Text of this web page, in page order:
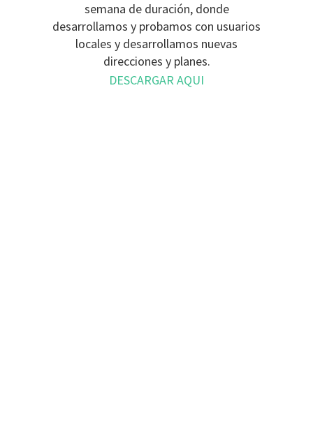
semana de duración, donde
desarrollamos y probamos con usuarios
locales y desarrollamos nuevas
direcciones y planes.
DESCARGAR AQUI